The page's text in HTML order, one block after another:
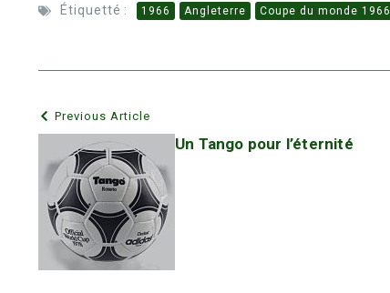
Étiquetté : 1966 Angleterre Coupe du monde 1966
Previous Article
Un Tango pour l’éternité